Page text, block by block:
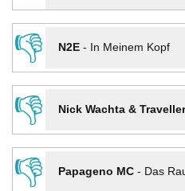
👎
N2E- In Meinem Kopf
👎
Nick Wachta &
👎
Papageno MC- Das